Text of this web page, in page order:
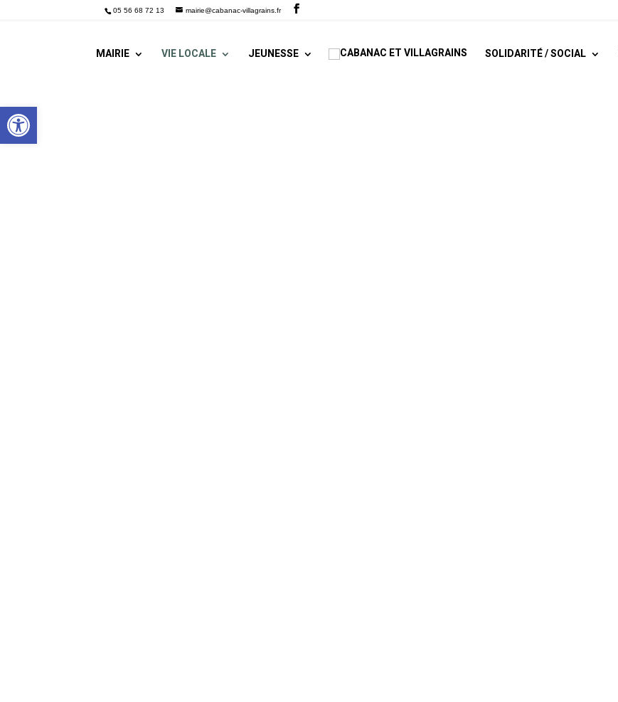
Ouvrir la barre d’outils
05 56 68 72 13 mairie@cabanac-villagrains.fr
MAIRIE VIE LOCALE JEUNESSE SOLIDARITÉ / SOCIAL